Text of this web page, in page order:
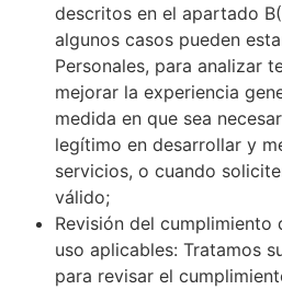
descritos en el apartado
algunos casos pueden
Personales, para analizar
mejorar la experiencia
medida en que sea
legítimo en desarrollar y
servicios, o cuando
válido;
Revisión del cumplimiento
uso aplicables: Tratamos
para revisar el